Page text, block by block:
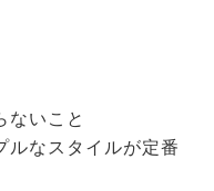
ないこと
ルなスタイルが定番